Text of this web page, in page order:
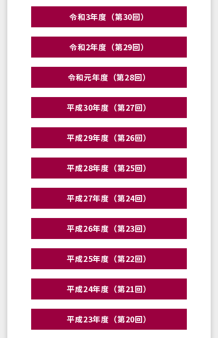
令和3年度（第30回）
令和2年度（第29回）
令和元年度（第28回）
平成30年度（第27回）
平成29年度（第26回）
平成28年度（第25回）
平成27年度（第24回）
平成26年度（第23回）
平成25年度（第22回）
平成24年度（第21回）
平成23年度（第20回）